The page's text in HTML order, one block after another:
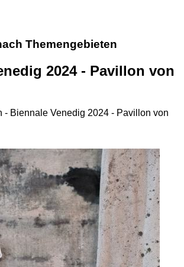
Themengebieten
2024 - Pavillon von
- Biennale Venedig 2024 - Pavillon von